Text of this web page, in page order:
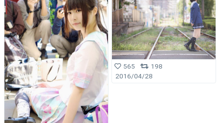
565
198
2016/04/28